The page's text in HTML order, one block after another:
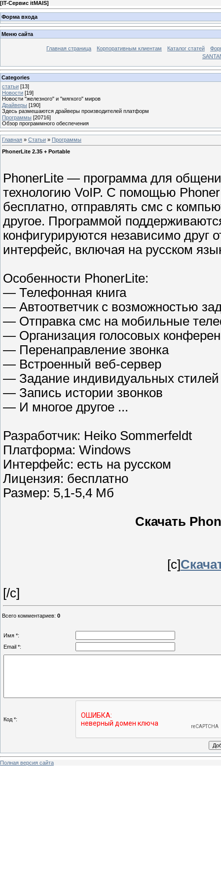
[IT-Сервис itMAIS]
Форма входа
Меню сайта
Главная страница Корпоративным клиентам Каталог статей
Categories
статьи [13]
Новости [19]
Новости "железного" и "мягкого" миров
Драйверы [190]
Здесь размешаются драйверы производителей платформ
Программы [20716]
Обзор программного обеспечения
Главная » Статьи » Программы
PhonerLite 2.35 + Portable
PhonerLite — программа для
технологию VoIP. С помощью
бесплатно, отправлять смс с
другое. Программой
конфигурируются независимо друг
интерфейс, включая на русском
Особенности PhonerLite:
— Телефонная книга
— Автоответчик с возможностью
— Отправка смс на мобильные
— Организация голосовых
— Перенаправление звонка
— Встроенный веб-сервер
— Задание индивидуальных стилей
— Запись истории звонков
— И многое другое ...
Разработчик: Heiko Sommerfeldt
Платформа: Windows
Интерфейс: есть на русском
Лицензия: бесплатно
Размер: 5,1-5,4 Мб
Скачать
[c]
[/c]
Всего комментариев: 0
Имя *:
Email *:
Код *:
Полная версия сайта